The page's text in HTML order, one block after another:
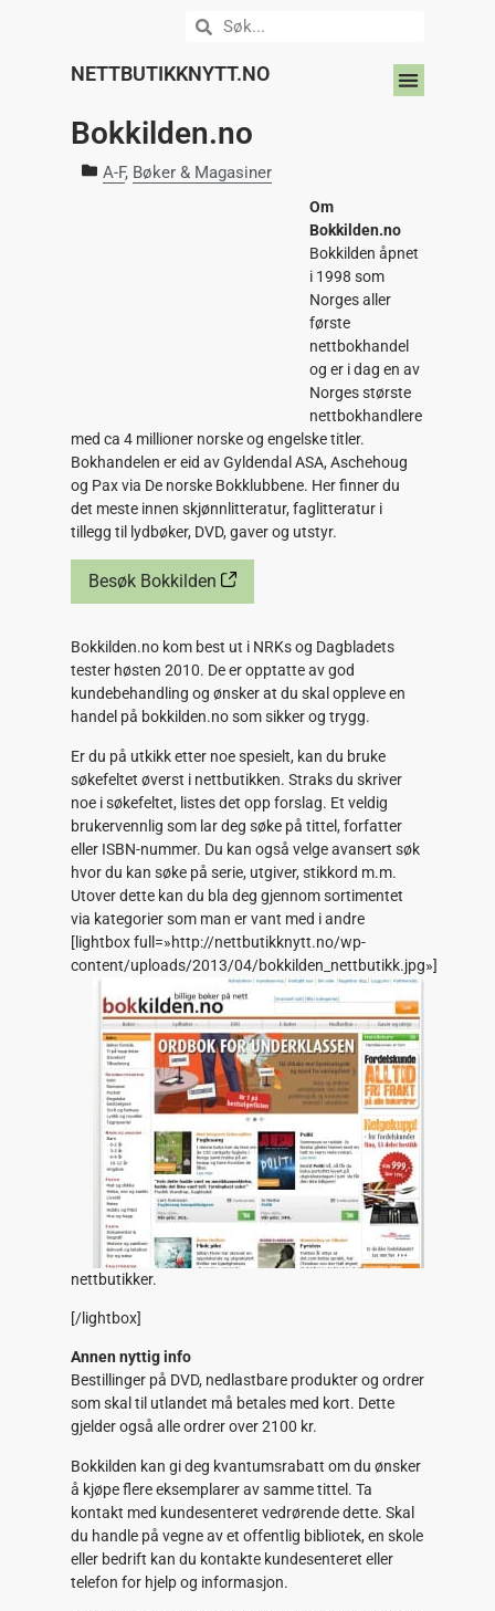
NETTBUTIKKNYTT.NO
Bokkilden.no
A-F, Bøker & Magasiner
Om
Bokkilden.no
Bokkilden åpnet
i 1998 som
Norges aller
første
nettbokhandel
og er i dag en av
Norges største
nettbokhandlere
med ca 4 millioner norske og engelske titler.
Bokhandelen er eid av Gyldendal ASA, Aschehoug
og Pax via De norske Bokklubbene. Her finner du
det meste innen skjønnlitteratur, faglitteratur i
tillegg til lydbøker, DVD, gaver og utstyr.
Besøk Bokkilden
Bokkilden.no kom best ut i NRKs og Dagbladets
tester høsten 2010. De er opptatte av god
kundebehandling og ønsker at du skal oppleve en
handel på bokkilden.no som sikker og trygg.
Er du på utkikk etter noe spesielt, kan du bruke
søkefeltet øverst i nettbutikken. Straks du skriver
noe i søkefeltet, listes det opp forslag. Et veldig
brukervennlig som lar deg søke på tittel, forfatter
eller ISBN-nummer. Du kan også velge avansert søk
hvor du kan søke på serie, utgiver, stikkord m.m.
Utover dette kan du bla deg gjennom sortimentet
via kategorier som man er vant med i andre
[lightbox full=»http://nettbutikknytt.no/wp-
content/uploads/2013/04/bokkilden_nettbutikk.jpg»]
nettbutikker.
[/lightbox]
Annen nyttig info
Bestillinger på DVD, nedlastbare produkter og ordrer
som skal til utlandet må betales med kort. Dette
gjelder også alle ordrer over 2100 kr.
Bokkilden kan gi deg kvantumsrabatt om du ønsker
å kjøpe flere eksemplarer av samme tittel. Ta
kontakt med kundesenteret vedrørende dette. Skal
du handle på vegne av et offentlig bibliotek, en skole
eller bedrift kan du kontakte kundesenteret eller
telefon for hjelp og informasjon.